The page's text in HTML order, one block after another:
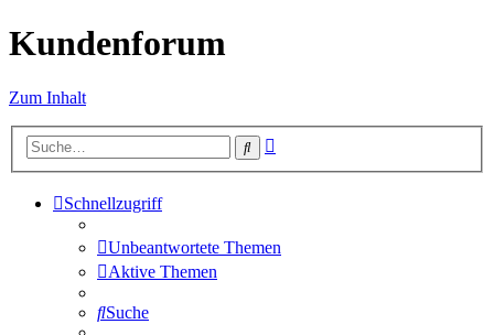
Kundenforum
Zum Inhalt
Suche
Schnellzugriff
Unbeantwortete Themen
Aktive Themen
Suche